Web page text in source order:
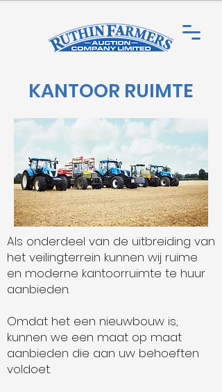
KANTOOR RUIMTE
Als onderdeel van de uitbreiding van
het veilingterrein kunnen wij ruime
en moderne kantoorruimte te huur
aanbieden.
Omdat het een nieuwbouw is,
kunnen we een maat op maat
aanbieden die aan uw behoeften
voldoet.